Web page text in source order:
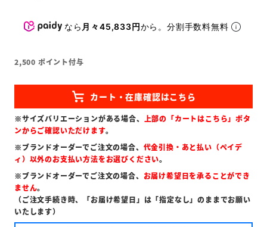
なら 月々45,833円から。分割手数料無料
2,500 ポイント付与
※サイズバリエーションがある場合、 上部の「カートはこちら」ボタ
ンからご確認いただけます。
※ブランドオーダーでご注文の場合、 代金引換・あと払い（ペイデ
ィ）以外のお支払い方法をお選びください。
※ブランドオーダーでご注文の場合、 お届け希望日を承ることができ
ません。
（ご注文手続き時、「お届け希望日」は「指定なし」のままでお願い
いたします）